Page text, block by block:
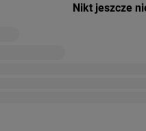
Nikt jeszcze